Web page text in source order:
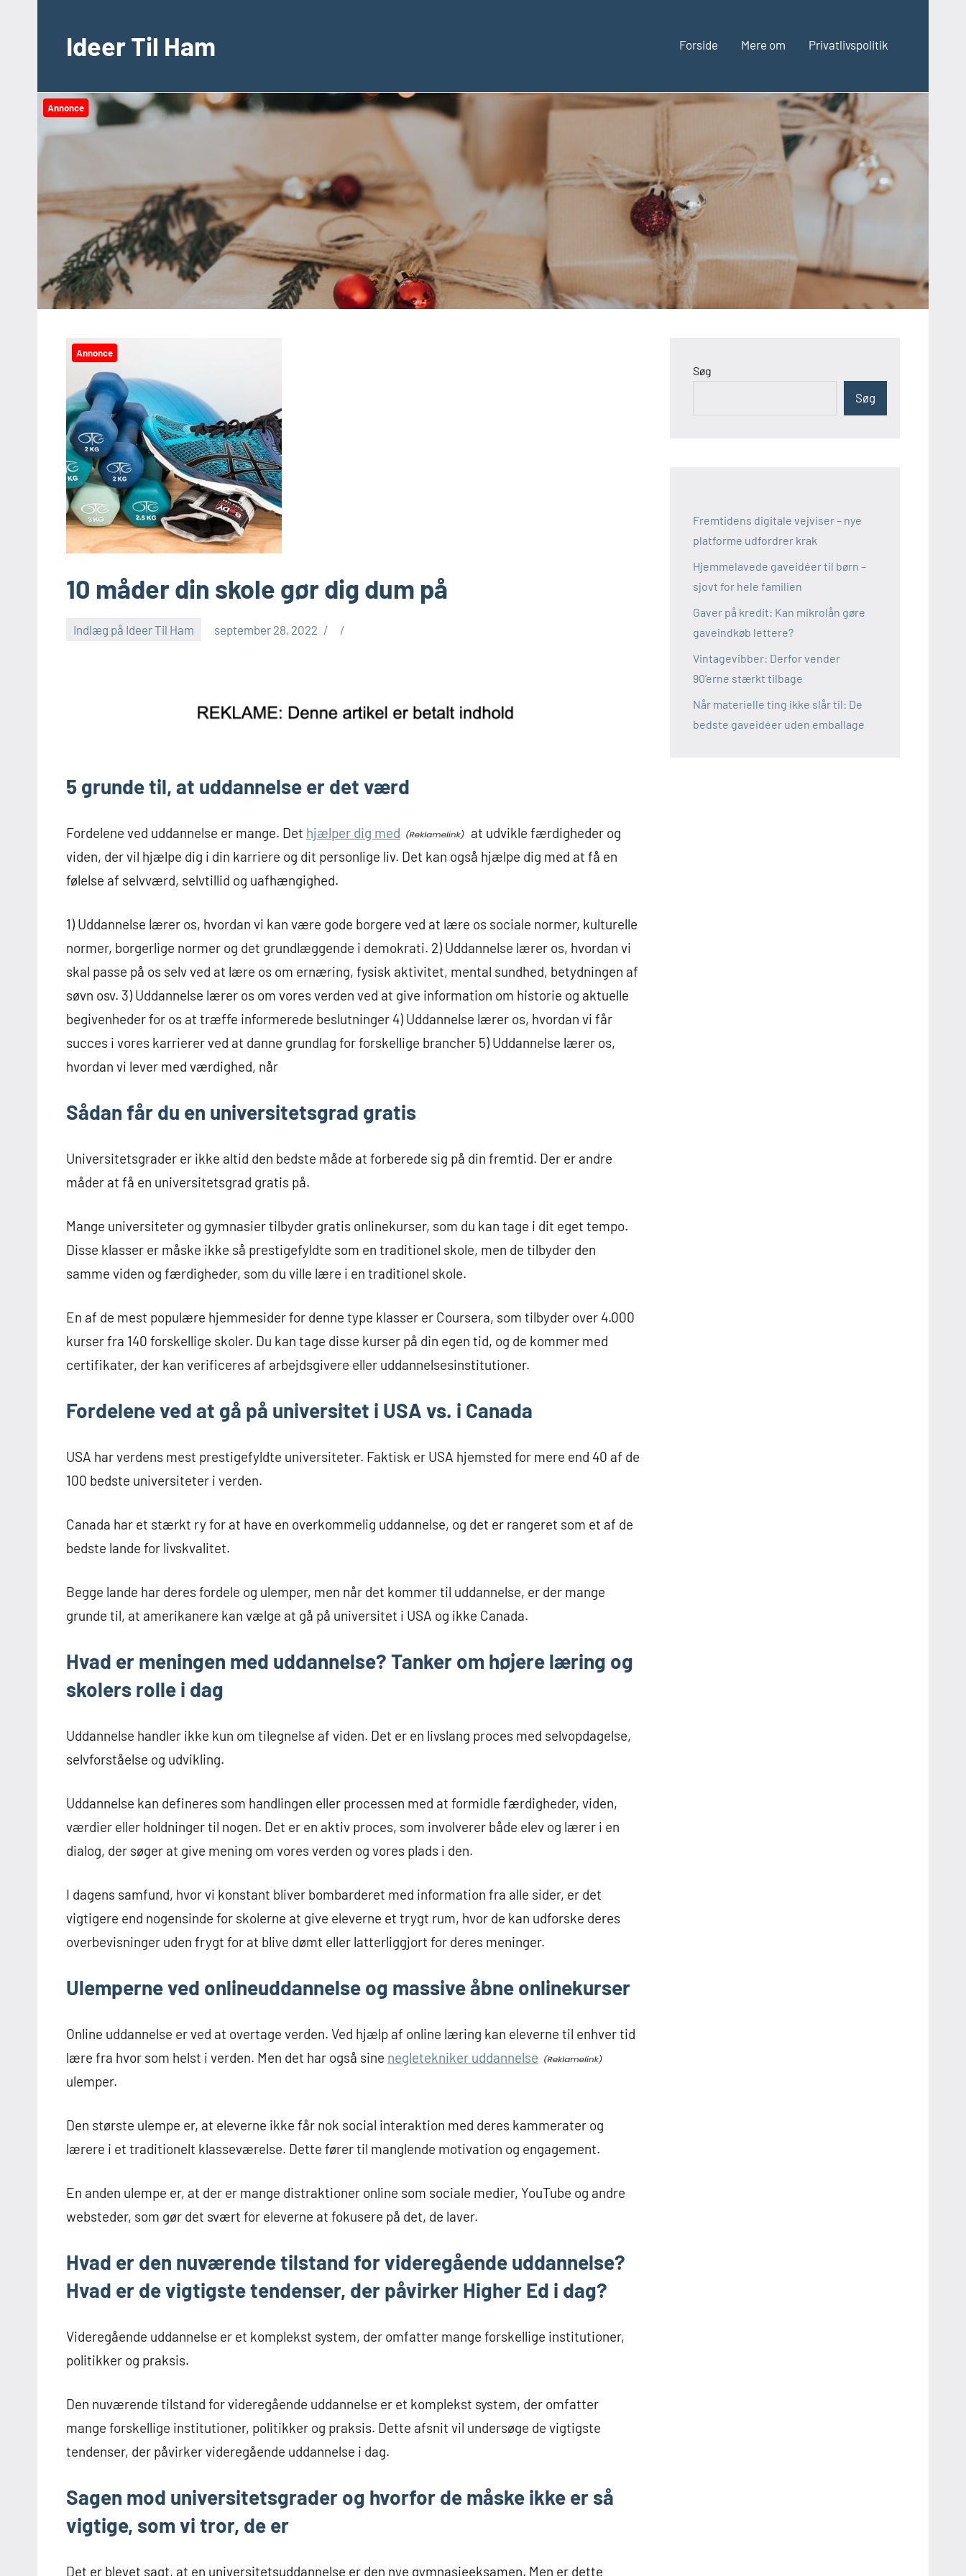
indholdIdeer Til Ham Forside Mere om Privatlivspolitik
Annonce
Annonce
10 måder din skole gør dig dum på
Indlæg på Ideer Til Ham september 28, 2022
5 grunde til, at uddannelse er det værd
Fordelene ved uddannelse er mange. Det hjælper dig med
at udvikle færdigheder og
viden, der vil hjælpe dig i din karriere og dit personlige liv. Det kan også hjælpe dig med at få en
følelse af selvværd, selvtillid og uafhængighed.
1) Uddannelse lærer os, hvordan vi kan være gode borgere ved at lære os sociale normer, kulturelle
normer, borgerlige normer og det grundlæggende i demokrati. 2) Uddannelse lærer os, hvordan vi
skal passe på os selv ved at lære os om ernæring, fysisk aktivitet, mental sundhed, betydningen af
søvn osv. 3) Uddannelse lærer os om vores verden ved at give information om historie og aktuelle
begivenheder for os at træffe informerede beslutninger 4) Uddannelse lærer os, hvordan vi får
succes i vores karrierer ved at danne grundlag for forskellige brancher 5) Uddannelse lærer os,
hvordan vi lever med værdighed, når
Sådan får du en universitetsgrad gratis
Universitetsgrader er ikke altid den bedste måde at forberede sig på din fremtid. Der er andre
måder at få en universitetsgrad gratis på.
Mange universiteter og gymnasier tilbyder gratis onlinekurser, som du kan tage i dit eget tempo.
Disse klasser er måske ikke så prestigefyldte som en traditionel skole, men de tilbyder den
samme viden og færdigheder, som du ville lære i en traditionel skole.
En af de mest populære hjemmesider for denne type klasser er Coursera, som tilbyder over 4.000
kurser fra 140 forskellige skoler. Du kan tage disse kurser på din egen tid, og de kommer med
certifikater, der kan verificeres af arbejdsgivere eller uddannelsesinstitutioner.
Fordelene ved at gå på universitet i USA vs. i Canada
USA har verdens mest prestigefyldte universiteter. Faktisk er USA hjemsted for mere end 40 af de
100 bedste universiteter i verden.
Canada har et stærkt ry for at have en overkommelig uddannelse, og det er rangeret som et af de
bedste lande for livskvalitet.
Begge lande har deres fordele og ulemper, men når det kommer til uddannelse, er der mange
grunde til, at amerikanere kan vælge at gå på universitet i USA og ikke Canada.
Hvad er meningen med uddannelse? Tanker om højere læring og
skolers rolle i dag
Uddannelse handler ikke kun om tilegnelse af viden. Det er en livslang proces med selvopdagelse,
selvforståelse og udvikling.
Uddannelse kan defineres som handlingen eller processen med at formidle færdigheder, viden,
værdier eller holdninger til nogen. Det er en aktiv proces, som involverer både elev og lærer i en
dialog, der søger at give mening om vores verden og vores plads i den.
I dagens samfund, hvor vi konstant bliver bombarderet med information fra alle sider, er det
vigtigere end nogensinde for skolerne at give eleverne et trygt rum, hvor de kan udforske deres
overbevisninger uden frygt for at blive dømt eller latterliggjort for deres meninger.
Ulemperne ved onlineuddannelse og massive åbne onlinekurser
Online uddannelse er ved at overtage verden. Ved hjælp af online læring kan eleverne til enhver tid
lære fra hvor som helst i verden. Men det har også sine negletekniker uddannelse
ulemper.
Den største ulempe er, at eleverne ikke får nok social interaktion med deres kammerater og
lærere i et traditionelt klasseværelse. Dette fører til manglende motivation og engagement.
En anden ulempe er, at der er mange distraktioner online som sociale medier, YouTube og andre
websteder, som gør det svært for eleverne at fokusere på det, de laver.
Hvad er den nuværende tilstand for videregående uddannelse?
Hvad er de vigtigste tendenser, der påvirker Higher Ed i dag?
Videregående uddannelse er et komplekst system, der omfatter mange forskellige institutioner,
politikker og praksis.
Den nuværende tilstand for videregående uddannelse er et komplekst system, der omfatter
mange forskellige institutioner, politikker og praksis. Dette afsnit vil undersøge de vigtigste
tendenser, der påvirker videregående uddannelse i dag.
Sagen mod universitetsgrader og hvorfor de måske ikke er så
vigtige, som vi tror, de er
Det er blevet sagt, at en universitetsuddannelse er den nye gymnasieeksamen. Men er dette
Søg
Søg
Fremtidens digitale vejviser – nye
platforme udfordrer krak
Hjemmelavede gaveidéer til børn –
sjovt for hele familien
Gaver på kredit: Kan mikrolån gøre
gaveindkøb lettere?
Vintagevibber: Derfor vender
90’erne stærkt tilbage
Når materielle ting ikke slår til: De
bedste gaveidéer uden emballage